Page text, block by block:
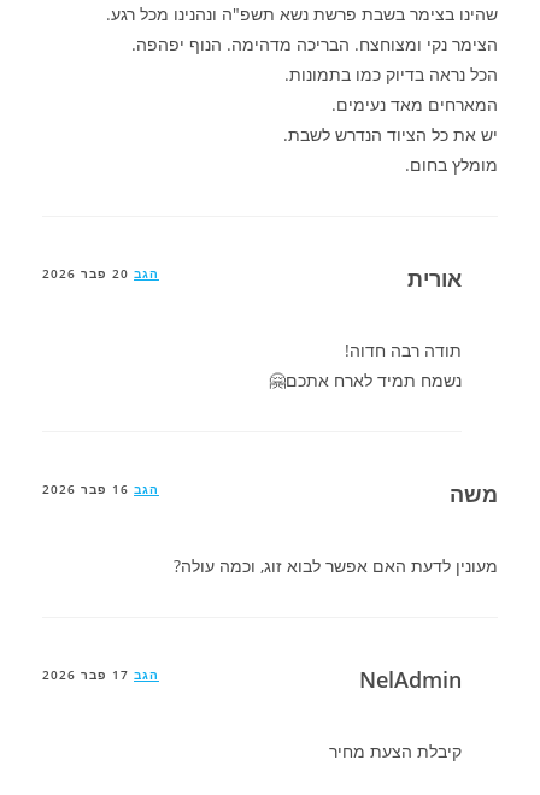
שהינו בצימר בשבת פרשת נשא תשפ"ה ונהנינו מכל רגע.
הצימר נקי ומצוחצח. הבריכה מדהימה. הנוף יפהפה.
הכל נראה בדיוק כמו בתמונות.
המארחים מאד נעימים.
יש את כל הציוד הנדרש לשבת.
מומלץ בחום.
אורית הגב 20 פבר 2026
תודה רבה חדוה!
נשמח תמיד לארח אתכם🤗
משה הגב 16 פבר 2026
מעונין לדעת האם אפשר לבוא זוג, וכמה עולה?
NelAdmin הגב 17 פבר 2026
קיבלת הצעת מחיר